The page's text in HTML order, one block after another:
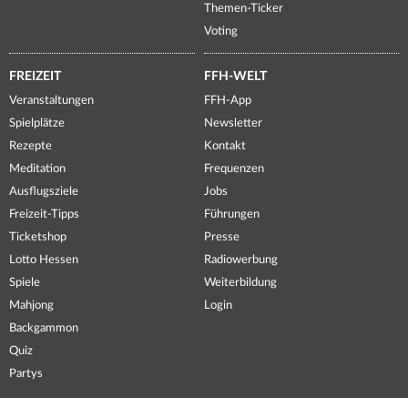
Themen-Ticker
Voting
FREIZEIT
Veranstaltungen
Spielplätze
Rezepte
Meditation
Ausflugsziele
Freizeit-Tipps
Ticketshop
Lotto Hessen
Spiele
Mahjong
Backgammon
Quiz
Partys
FFH-WELT
FFH-App
Newsletter
Kontakt
Frequenzen
Jobs
Führungen
Presse
Radiowerbung
Weiterbildung
Login